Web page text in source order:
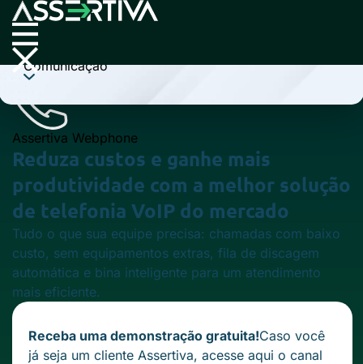
Cobrança
Comunicação
Assertiva Webphone
Reduza custos e ganhe mais
produtividade com a melhor solução
de telefonia VoIP do mercado
Tudo o que sua equipe precisa: chamadas com baixo
custo, sem equipamentos extras, fila de discagem
automática e bina inteligente para um atendimento
mais eficiente.
Receba uma demonstração gratuita!Caso você
já seja um cliente Assertiva, acesse aqui o canal